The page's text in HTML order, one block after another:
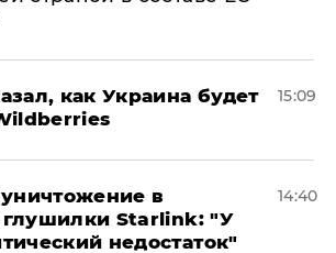
как Украина будет
15:09
в
Starlink: "У
недостаток"
14:40